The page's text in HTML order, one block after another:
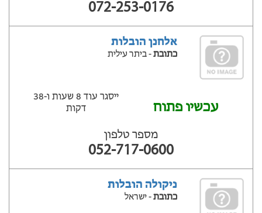
072-253-0176
אלחנן הובלות
כתובת- ביתר עילית
עכשיו פתוח
ייסגר עוד 8 שעות ‫ו-38
דקות
מספר טלפון
052-717-0600
ניקולה הובלות
כתובת- ישראל